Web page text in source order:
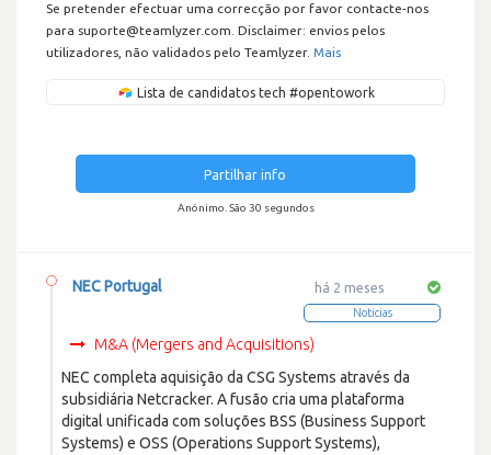
Se pretender efectuar uma correcção por favor contacte-nos
para suporte@teamlyzer.com. Disclaimer: envios pelos
utilizadores, não validados pelo Teamlyzer. Mais
Lista de candidatos tech #opentowork
Partilhar info
Anónimo. São 30 segundos
há 2 meses
Noticias
NEC Portugal
M&A (Mergers and Acquisitions)
NEC completa aquisição da CSG Systems através da
subsidiária Netcracker. A fusão cria uma plataforma
digital unificada com soluções BSS (Business Support
Systems) e OSS (Operations Support Systems),